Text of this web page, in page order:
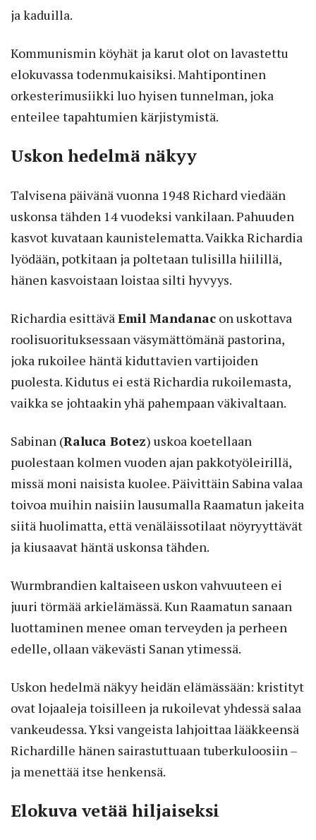
ja kaduilla.
Kommunismin köyhät ja karut olot on lavastettu
elokuvassa todenmukaisiksi. Mahtipontinen
orkesterimusiikki luo hyisen tunnelman, joka
enteilee tapahtumien kärjistymistä.
Uskon hedelmä näkyy
Talvisena päivänä vuonna 1948 Richard viedään
uskonsa tähden 14 vuodeksi vankilaan. Pahuuden
kasvot kuvataan kaunistelematta. Vaikka Richardia
lyödään, potkitaan ja poltetaan tulisilla hiilillä,
hänen kasvoistaan loistaa silti hyvyys.
Richardia esittävä Emil Mandanac on uskottava
roolisuorituksessaan väsymättömänä pastorina,
joka rukoilee häntä kiduttavien vartijoiden
puolesta. Kidutus ei estä Richardia rukoilemasta,
vaikka se johtaakin yhä pahempaan väkivaltaan.
Sabinan (Raluca Botez) uskoa koe­tellaan
puolestaan kolmen vuoden ajan pakkotyöleirillä,
missä moni naisista kuolee. Päivittäin Sabina valaa
toivoa muihin naisiin lausumalla Raamatun jakeita
siitä huolimatta, että venäläissotilaat nöyryyttävät
ja kiusaavat häntä uskonsa tähden.
Wurmbrandien kaltaiseen uskon vahvuuteen ei
juuri törmää arkielämässä. Kun Raamatun sanaan
luottaminen menee oman terveyden ja perheen
edelle, ollaan väkevästi Sanan ytimessä.
Uskon hedelmä näkyy heidän elämässään: kristityt
ovat lojaaleja toisilleen ja rukoilevat yhdessä salaa
vankeudessa. Yksi vangeista lahjoittaa lääkkeensä
Richardille hänen sairastuttuaan tuberkuloosiin –
ja menettää itse henkensä.
Elokuva vetää hiljaiseksi